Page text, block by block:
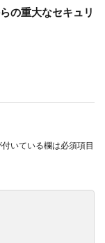
の重大なセキュリ
付いている欄は必須項目